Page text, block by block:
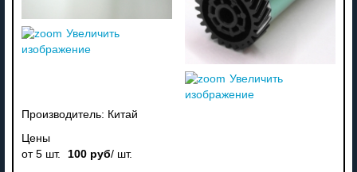
Увеличить
изображение
Увеличить
изображение
Производитель: Китай
Цены
от 5 шт.
100 руб/ шт.